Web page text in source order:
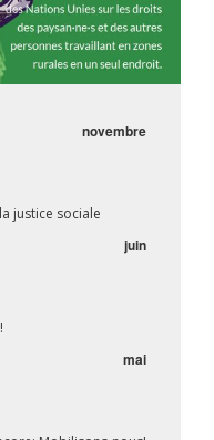
novembre
justice sociale
juin
mai